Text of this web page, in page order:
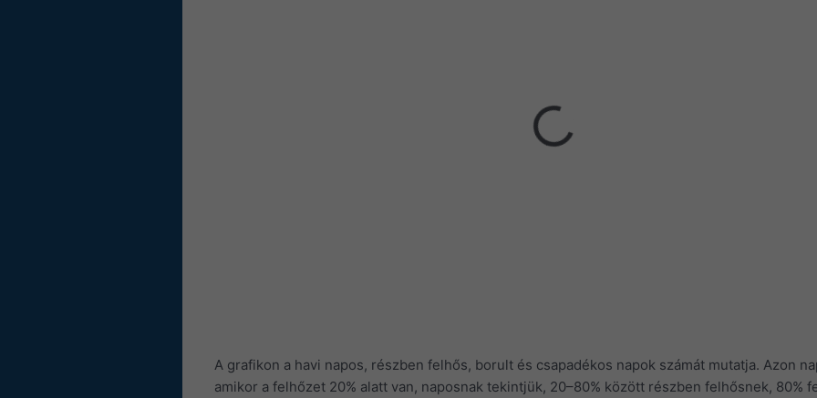
A grafikon a havi napos, részben felhős, borult és csapadékos napok számát mutatja. Azon
amikor a felhőzet 20% alatt van, naposnak tekintjük, 20–80% között részben felhősnek, 80%